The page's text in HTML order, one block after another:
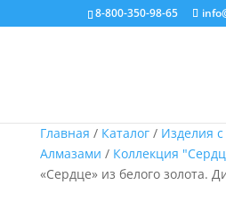
8-800-350-98-65
Главная / Каталог/ Изделия с
Алмазами / Коллекция
«Сердце» из белого золота.